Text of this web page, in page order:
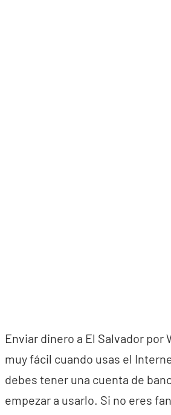
Enviar dinero a El Salvador por
muy fácil cuando usas el
debes tener una cuenta de
empezar a usarlo. Si no eres